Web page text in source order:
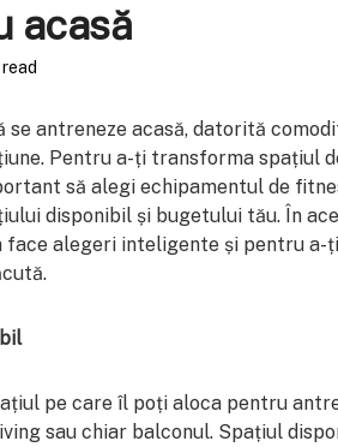
acasă
se antreneze acasă, datorită
Pentru a-ți transforma spațiul
să alegi echipamentul de
disponibil și bugetului tău. În
alegeri inteligente și pentru a-ți
pe care îl poți aloca pentru
sau chiar balconul. Spațiul